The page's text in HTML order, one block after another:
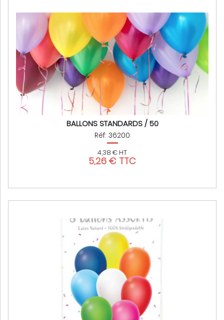
BALLONS STANDARDS / 50
Réf: 36200
4,38 € HT
5,26 € TTC